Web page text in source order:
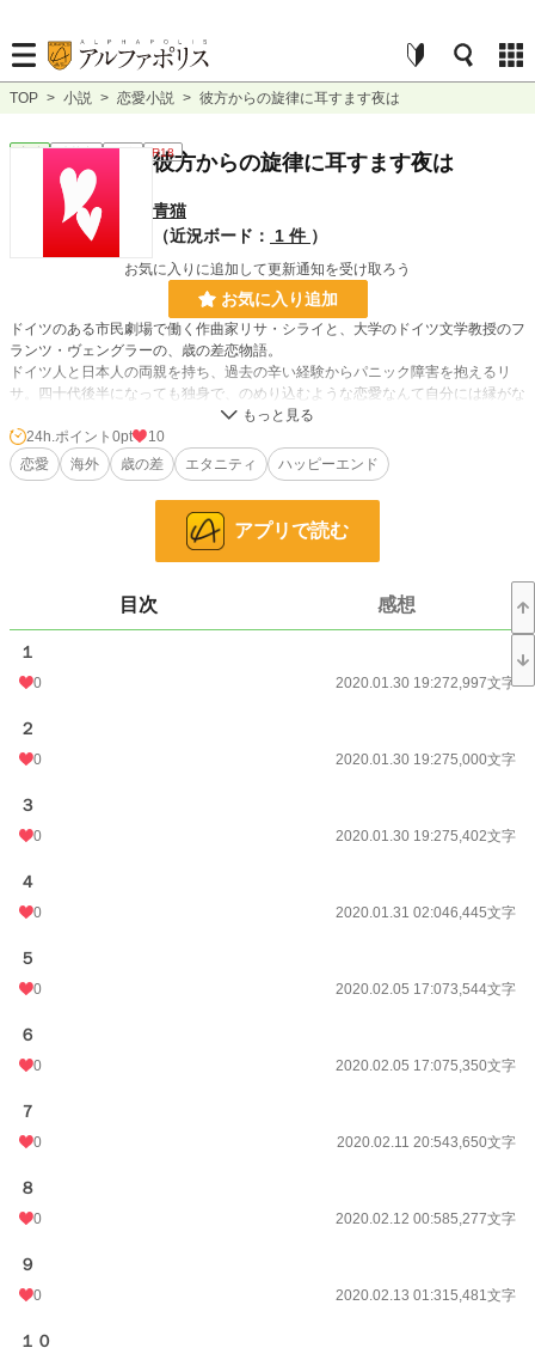
TOP > 小説 > 恋愛小説 > 彼方からの旋律に耳すます夜は
連載中 長編 R18
彼方からの旋律に耳すます夜は
青猫
（近況ボード：
1 件 ）
お気に入りに追加して更新通知を受け取ろう
お気に入り追加
ドイツのある市民劇場で働く作曲家リサ・シライと、大学のドイツ文学教授のフ
ランツ・ヴェングラーの、歳の差恋物語。
ドイツ人と日本人の両親を持ち、過去の辛い経験からパニック障害を抱えるリ
サ。四十代後半になっても独身で、のめり込むような恋愛なんて自分には縁がな
いとさめていたフランツは、そんな彼女と音楽や文学の世界を共有し、少しずつ
距離を縮めていく。
作中、パニック障害の描写があります
アスタリスクがある話には性描写があります
228,997 位 / 228,997 件
66,399 位 / 66,399 件
24h.ポイント
文字数
更新日時
初回公開日時
週間ポイント
月間ポイント
24h.ポイント 0pt
10
恋愛
海外 歳の差 エタニティ ハッピーエンド
アプリで読む
目次 感想
１
0 2020.01.30 19:272,997文字
２
0 2020.01.30 19:275,000文字
３
0 2020.01.30 19:275,402文字
４
0 2020.01.31 02:046,445文字
５
0 2020.02.05 17:073,544文字
６
0 2020.02.05 17:075,350文字
７
0 2020.02.11 20:543,650文字
８
0 2020.02.12 00:585,277文字
９
0 2020.02.13 01:315,481文字
１０